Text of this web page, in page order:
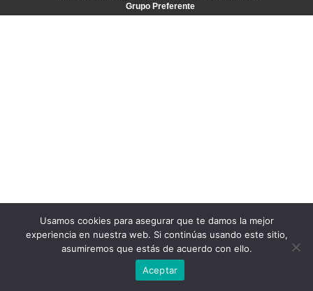
Usamos cookies para asegurar que te damos la mejor
experiencia en nuestra web. Si continúas usando este sitio,
asumiremos que estás de acuerdo con ello.
Aceptar
Grupo Preferente